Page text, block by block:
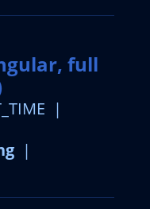
full
|
|